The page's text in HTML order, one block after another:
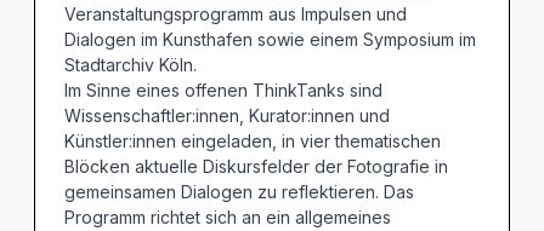
Veranstaltungsprogramm aus Impulsen und
Dialogen im Kunsthafen sowie einem Symposium im
Stadtarchiv Köln.
Im Sinne eines offenen ThinkTanks sind
Wissenschaftler:innen, Kurator:innen und
Künstler:innen eingeladen, in vier thematischen
Blöcken aktuelle Diskursfelder der Fotografie in
gemeinsamen Dialogen zu reflektieren. Das
Programm richtet sich an ein allgemeines